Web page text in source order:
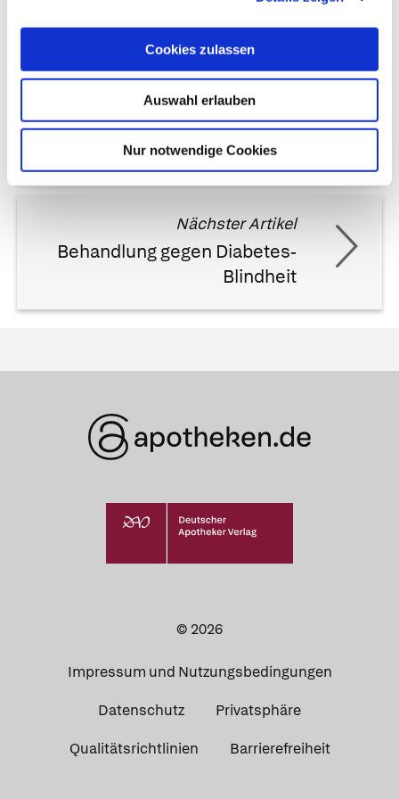
Cookies zulassen
Auswahl erlauben
Nur notwendige Cookies
Vorheriger Artikel
Aromatherapie
Nächster Artikel
Behandlung gegen Diabetes-
Blindheit
© 2026
Impressum und Nutzungsbedingungen
Datenschutz Privatsphäre
Qualitätsrichtlinien Barrierefreiheit